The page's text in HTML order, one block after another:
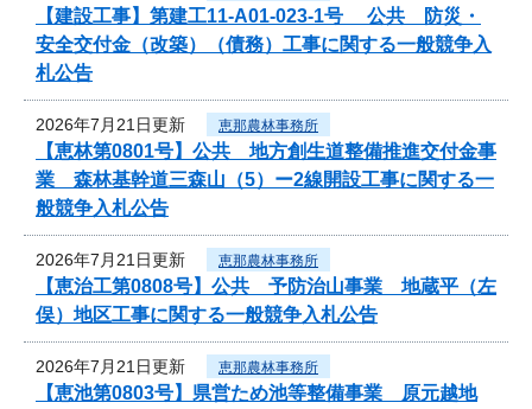
【建設工事】第建工11-A01-023-1号 公共 防災・
安全交付金（改築）（債務）工事に関する一般競争入
札公告
2026年7月21日更新 恵那農林事務所
【恵林第0801号】公共 地方創生道整備推進交付金事
業 森林基幹道三森山（5）ー2線開設工事に関する一
般競争入札公告
2026年7月21日更新 恵那農林事務所
【恵治工第0808号】公共 予防治山事業 地蔵平（左
俣）地区工事に関する一般競争入札公告
2026年7月21日更新 恵那農林事務所
【恵池第0803号】県営ため池等整備事業 原元越地